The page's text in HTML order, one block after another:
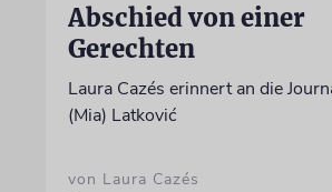
Abschied von einer
Gerechten
Laura Cazés erinnert an die
(Mia) Latković
von Laura Cazés